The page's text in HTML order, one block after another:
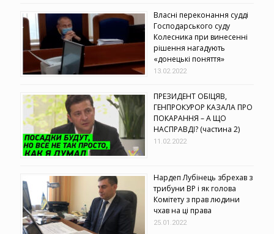
Власні переконання судді
Господарського суду
Колесника при винесенні
рішення нагадують
«донецькі поняття»
13.02.2022
ПРЕЗИДЕНТ ОБІЦЯВ,
ГЕНПРОКУРОР КАЗАЛА ПРО
ПОКАРАННЯ – А ЩО
НАСПРАВДІ? (частина 2)
11.02.2022
Нардеп Лубінець збрехав з
трибуни ВР і як голова
Комітету з прав людини
чхав на ці права
25.01.2022